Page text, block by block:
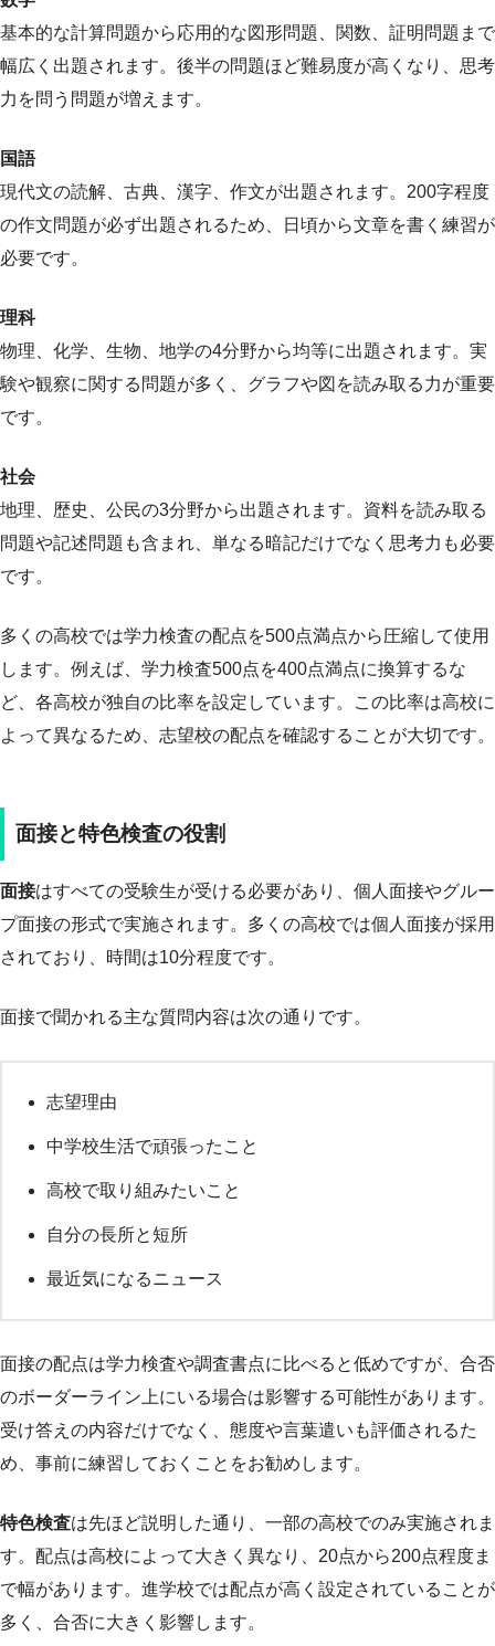
基本的な計算問題から応用的な図形問題、関数、証明問題まで
幅広く出題されます。後半の問題ほど難易度が高くなり、思考
力を問う問題が増えます。
国語
現代文の読解、古典、漢字、作文が出題されます。200字程度
の作文問題が必ず出題されるため、日頃から文章を書く練習が
必要です。
理科
物理、化学、生物、地学の4分野から均等に出題されます。実
験や観察に関する問題が多く、グラフや図を読み取る力が重要
です。
社会
地理、歴史、公民の3分野から出題されます。資料を読み取る
問題や記述問題も含まれ、単なる暗記だけでなく思考力も必要
です。
多くの高校では学力検査の配点を500点満点から圧縮して使用
します。例えば、学力検査500点を400点満点に換算するな
ど、各高校が独自の比率を設定しています。この比率は高校に
よって異なるため、志望校の配点を確認することが大切です。
面接と特色検査の役割
面接はすべての受験生が受ける必要があり、個人面接やグルー
プ面接の形式で実施されます。多くの高校では個人面接が採用
されており、時間は10分程度です。
面接で聞かれる主な質問内容は次の通りです。
志望理由
中学校生活で頑張ったこと
高校で取り組みたいこと
自分の長所と短所
最近気になるニュース
面接の配点は学力検査や調査書点に比べると低めですが、合否
のボーダーライン上にいる場合は影響する可能性があります。
受け答えの内容だけでなく、態度や言葉遣いも評価されるた
め、事前に練習しておくことをお勧めします。
特色検査は先ほど説明した通り、一部の高校でのみ実施されま
す。配点は高校によって大きく異なり、20点から200点程度ま
で幅があります。進学校では配点が高く設定されていることが
多く、合否に大きく影響します。